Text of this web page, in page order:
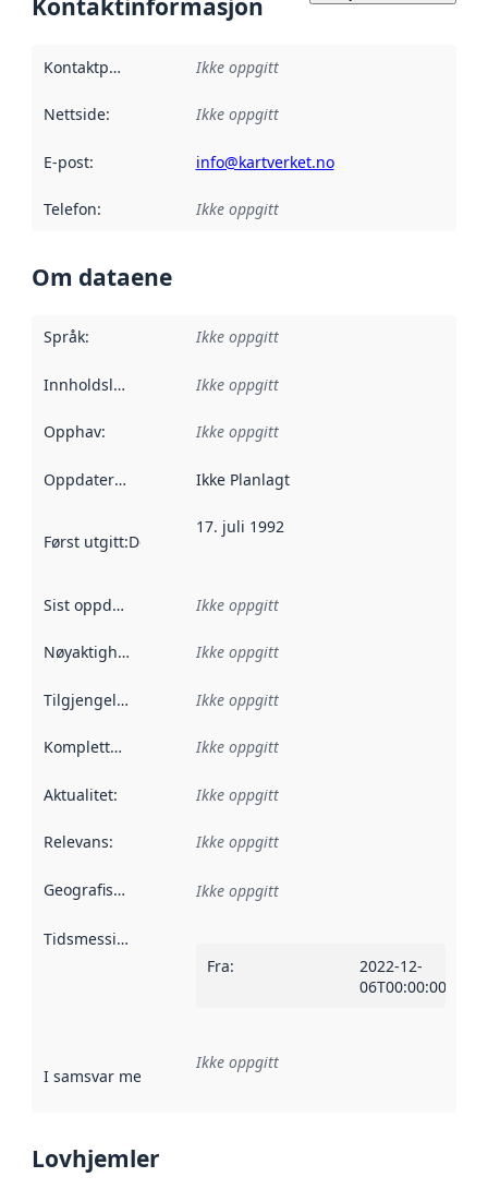
Kontaktinformasjon
Kontaktpunkt Ikke oppgitt
Nettside: Ikke oppgitt
E-post: info@kartverket.no
Telefon: Ikke oppgitt
Om dataene
Språk: Ikke oppgitt
Innholdsleverandører :
Ikke oppgitt
Opphav: Ikke oppgitt
Oppdateringsfrekvens :
Ikke Planlagt
Først utgitt:Denne datoen sier når dataene i dette
17. juli 1992
Sist oppdatert Ikke oppgitt
Nøyaktighet Ikke oppgitt
Tilgjengelighet Ikke oppgitt
Kompletthet Ikke oppgitt
Aktualitet: Ikke oppgitt
Relevans: Ikke oppgitt
Geografisk avgrensning :
Ikke oppgitt
Tidsmessig avgrensning
Fra:
2022-12-
06T00:00:00Z
I samsvar med Referanse til en implementasjonsregel
Ikke oppgitt
Lovhjemler